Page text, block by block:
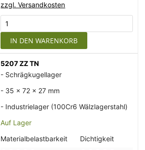
zzgl. Versandkosten
IN DEN WARENKORB
5207 ZZ TN
- Schrägkugellager
- 35 x 72 x 27 mm
- Industrielager (100Cr6 Wälzlagerstahl)
Auf Lager
Materialbelastbarkeit
Dichtigkeit